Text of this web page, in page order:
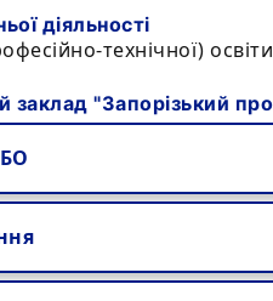
діяльності
технічної) освіти
"Запорізький